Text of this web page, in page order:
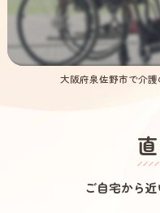
大阪府泉佐野市で介
ご自宅から